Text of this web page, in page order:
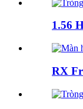
1.56
RX